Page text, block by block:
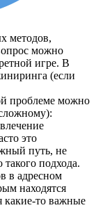
методов,
можно
игре. В
(если
проблеме можно
это
путь, не
подхода.
в адресном
находятся
какие-то важные